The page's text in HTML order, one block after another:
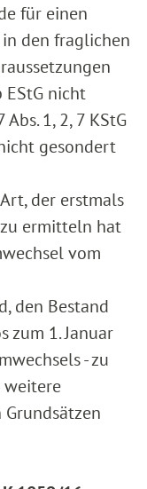
für einen
den fraglichen
EStG nicht
1, 2, 7 KStG
gesondert
der erstmals
ermitteln hat
vom
den Bestand
zum 1. Januar
- zu